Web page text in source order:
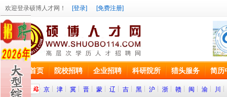
欢迎登录硕博人才网！ [登录] [免费注册]
网站首页 院校招聘 企业招聘 科研院所 猎头服务 简历
京 津 冀 晋 蒙 辽 吉 黑 沪 浙 赣 闽 渝 川